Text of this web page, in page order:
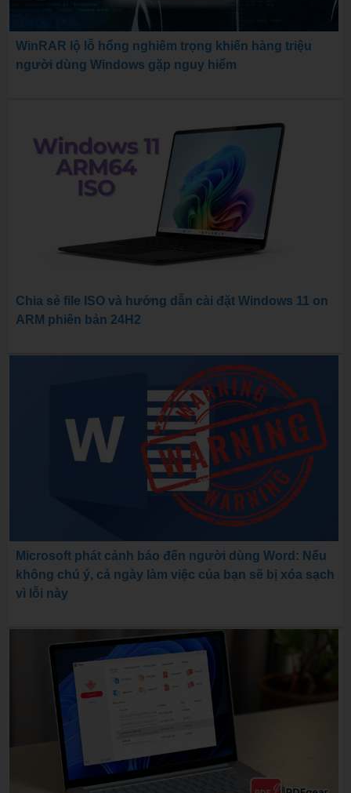
WinRAR lộ lỗ hổng nghiêm trọng khiến hàng triệu
người dùng Windows gặp nguy hiểm
Chia sẻ file ISO và hướng dẫn cài đặt Windows 11 on
ARM phiên bản 24H2
Microsoft phát cảnh báo đến người dùng Word: Nếu
không chú ý, cả ngày làm việc của bạn sẽ bị xóa sạch
vì lỗi này